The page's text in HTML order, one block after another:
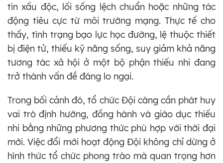
tin xấu độc, lối sống lệch chuẩn hoặc những tác
động tiêu cực từ môi trường mạng. Thực tế cho
thấy, tình trạng bạo lực học đường, lệ thuộc thiết
bị điện tử, thiếu kỹ năng sống, suy giảm khả năng
tương tác xã hội ở một bộ phận thiếu nhi đang
trở thành vấn đề đáng lo ngại.
Trong bối cảnh đó, tổ chức Đội càng cần phát huy
vai trò định hướng, đồng hành và giáo dục thiếu
nhi bằng những phương thức phù hợp với thời đại
mới. Việc đổi mới hoạt động Đội không chỉ dừng ở
hình thức tổ chức phong trào mà quan trọng hơn